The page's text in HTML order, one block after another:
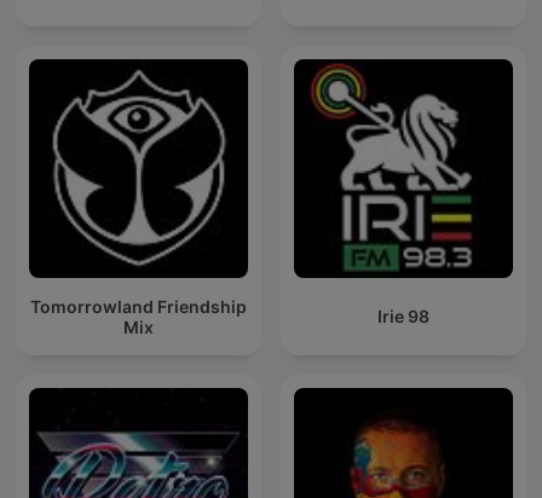
Tomorrowland Friendship
Mix
Irie 98